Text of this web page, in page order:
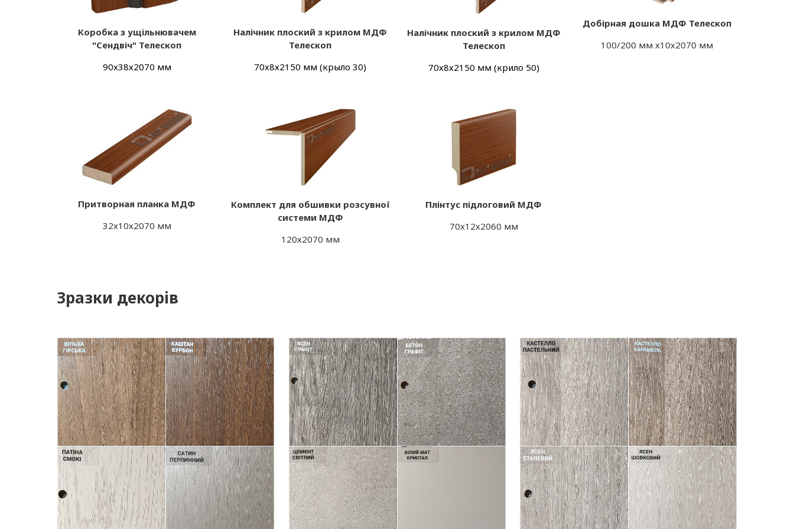
Коробка з ущільнювачем
"Сендвіч" Телескоп
90х38х2070 мм
Налічник плоский з крилом МДФ
Телескоп
70х8х2150 мм (крыло 30)
Налічник плоский з крилом МДФ
Телескоп
70х8х2150 мм (крило 50)
Добірная дошка МДФ Телескоп
100/200 мм х10х2070 мм
Притворная планка МДФ
32х10х2070 мм
Комплект для обшивки розсувної
системи МДФ
120х2070 мм
Плінтус підлоговий МДФ
70х12х2060 мм
Зразки декорів